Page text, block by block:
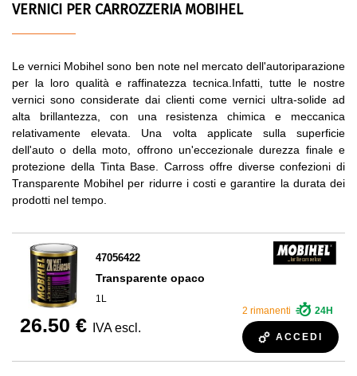
VERNICI PER CARROZZERIA MOBIHEL
Le vernici Mobihel sono ben note nel mercato dell'autoriparazione
per la loro qualità e raffinatezza tecnica.Infatti, tutte le nostre
vernici sono considerate dai clienti come vernici ultra-solide ad
alta brillantezza, con una resistenza chimica e meccanica
relativamente elevata. Una volta applicate sulla superficie
dell'auto o della moto, offrono un'eccezionale durezza finale e
protezione della Tinta Base. Carross offre diverse confezioni di
Transparente Mobihel per ridurre i costi e garantire la durata dei
prodotti nel tempo.
47056422
Transparente opaco
1L
26.50 € IVA escl.
2 rimanenti 24H
ACCEDI